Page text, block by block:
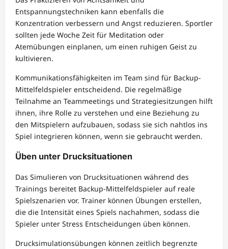
Entspannungstechniken kann ebenfalls die
Konzentration verbessern und Angst reduzieren. Sportler
sollten jede Woche Zeit für Meditation oder
Atemübungen einplanen, um einen ruhigen Geist zu
kultivieren.
Kommunikationsfähigkeiten im Team sind für Backup-
Mittelfeldspieler entscheidend. Die regelmäßige
Teilnahme an Teammeetings und Strategiesitzungen hilft
ihnen, ihre Rolle zu verstehen und eine Beziehung zu
den Mitspielern aufzubauen, sodass sie sich nahtlos ins
Spiel integrieren können, wenn sie gebraucht werden.
Üben unter Drucksituationen
Das Simulieren von Drucksituationen während des
Trainings bereitet Backup-Mittelfeldspieler auf reale
Spielszenarien vor. Trainer können Übungen erstellen,
die die Intensität eines Spiels nachahmen, sodass die
Spieler unter Stress Entscheidungen üben können.
Drucksimulationsübungen können zeitlich begrenzte